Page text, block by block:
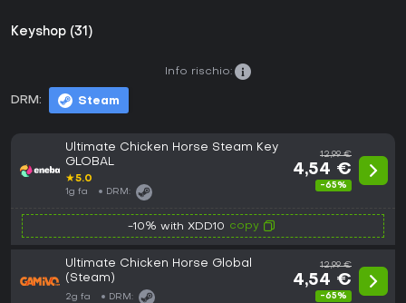
Keyshop (31)
DRM: Steam
Info rischio:
Ultimate Chicken Horse Steam Key
GLOBAL
★5.0
1g fa DRM:
12,99 €
4,54 €
-65%
-10% with XDD10 copy
Ultimate Chicken Horse Global
(Steam)
2g fa DRM:
12,99 €
4,54 €
-65%